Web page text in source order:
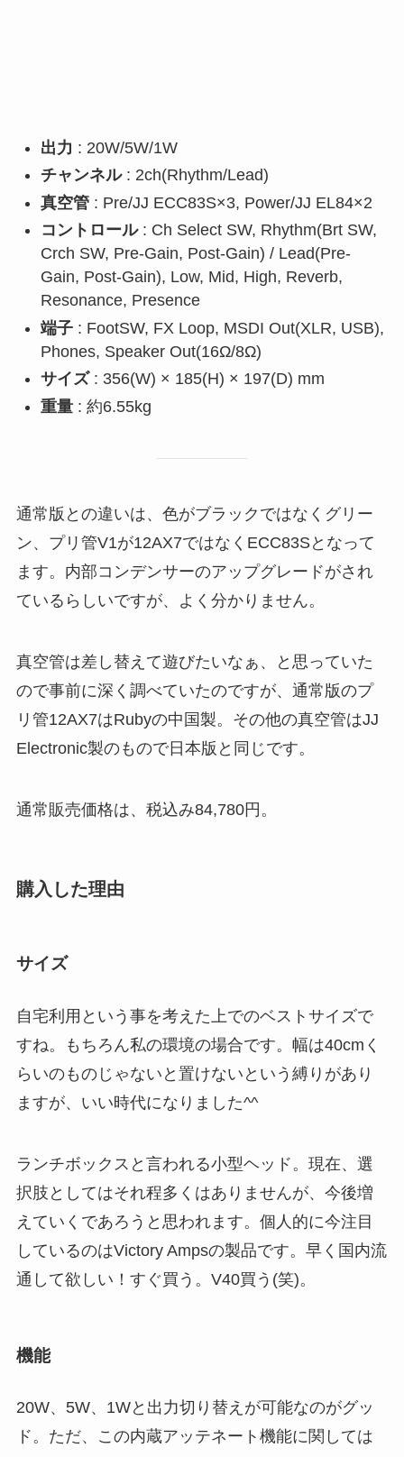
出力 : 20W/5W/1W
チャンネル: 2ch(Rhythm/Lead)
真空管: Pre/JJ ECC83S×3, Power/JJ EL84×2
コントロール: Ch Select SW, Rhythm(Brt SW,
Crch SW, Pre-Gain, Post-Gain) / Lead(Pre-
Gain, Post-Gain), Low, Mid, High, Reverb,
Resonance, Presence
端子: FootSW, FX Loop, MSDI Out(XLR, USB),
Phones, Speaker Out(16Ω/8Ω)
サイズ: 356(W) × 185(H) × 197(D) mm
重量: 約6.55kg
通常版との違いは、色がブラックではなくグリー
ン、プリ管V1が12AX7ではなくECC83Sとなって
ます。内部コンデンサーのアップグレードがされ
ているらしいですが、よく分かりません。
真空管は差し替えて遊びたいなぁ、と思っていた
ので事前に深く調べていたのですが、通常版のプ
リ管12AX7はRubyの中国製。その他の真空管はJJ
Electronic製のもので日本版と同じです。
通常販売価格は、税込み84,780円。
購入した理由
サイズ
自宅利用という事を考えた上でのベストサイズで
すね。もちろん私の環境の場合です。幅は40cmく
らいのものじゃないと置けないという縛りがあり
ますが、いい時代になりました^^
ランチボックスと言われる小型ヘッド。現在、選
択肢としてはそれ程多くはありませんが、今後増
えていくであろうと思われます。個人的に今注目
しているのはVictory Ampsの製品です。早く国内流
通して欲しい！すぐ買う。V40買う(笑)。
機能
20W、5W、1Wと出力切り替えが可能なのがグッ
ド。ただ、この内蔵アッテネート機能に関しては